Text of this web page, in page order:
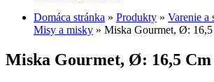
Domáca stránka » Produkty » Varenie a
Misy a misky » Miska Gourmet, Ø:
Miska Gourmet, Ø: 16,5 Cm